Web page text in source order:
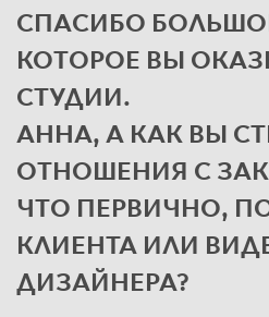
СПАСИБО
КОТОРОЕ ВЫ
СТУДИИ.
АННА, А КАК ВЫ
ОТНОШЕНИЯ С
ЧТО ПЕРВИЧНО,
КЛИЕНТА ИЛИ
ДИЗАЙНЕРА?